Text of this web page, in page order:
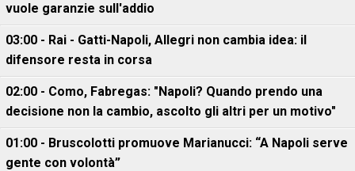
vuole garanzie sull'addio
03:00 - Rai - Gatti-Napoli, Allegri non cambia idea: il
difensore resta in corsa
02:00 - Como, Fabregas: "Napoli? Quando prendo una
decisione non la cambio, ascolto gli altri per un motivo"
01:00 - Bruscolotti promuove Marianucci: “A Napoli serve
gente con volontà”